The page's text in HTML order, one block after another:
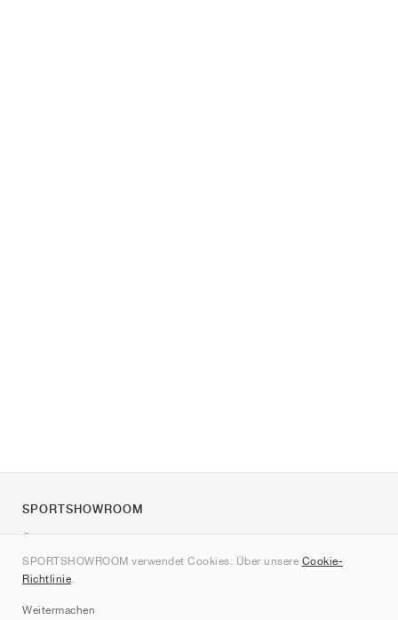
SPORTSHOWROOM verwendet Cookies. Über unsere Cookie-
Richtlinie.
Weitermachen
SPORTSHOWROOM
Kontakt
Sitemap